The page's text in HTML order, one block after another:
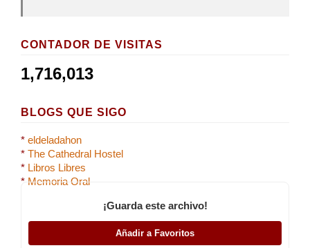
CONTADOR DE VISITAS
1,716,013
BLOGS QUE SIGO
* eldeladahon
* The Cathedral Hostel
* Libros Libres
* Memoria Oral
¡Guarda este archivo!
Añadir a Favoritos